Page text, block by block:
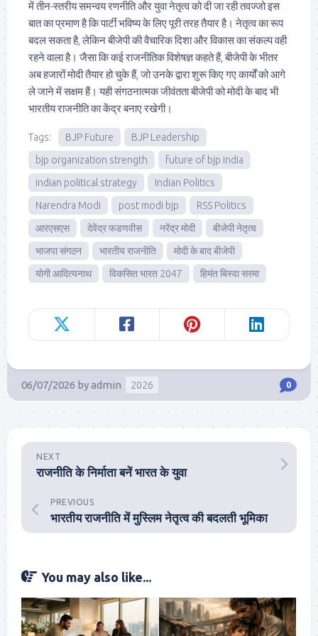
में तीन-स्तरीय समन्वय रणनीति और युवा नेतृत्व को दी जा रही तवज्जो इस
बात का प्रमाण है कि पार्टी भविष्य के लिए पूरी तरह तैयार है। नेतृत्व का रूप
बदल सकता है, लेकिन बीजेपी की वैचारिक दिशा और विकास का संकल्प वही
रहने वाला है। जैसा कि कई राजनीतिक विशेषज्ञ कहते हैं, बीजेपी के भीतर
अब हजारों मोदी तैयार हो चुके हैं, जो उनके द्वारा शुरू किए गए कार्यों को आगे
ले जाने में सक्षम हैं। यही संगठनात्मक जीवंतता बीजेपी को मोदी के बाद भी
भारतीय राजनीति का केंद्र बनाए रखेगी।
Tags: BJP Future
BJP Leadership
bjp organization strength
future of bjp india
indian political strategy
Indian Politics
Narendra Modi
post modi bjp
RSS Politics
आरएसएस
देवेंद्र फडणवीस नरेंद्र मोदी
बीजेपी नेतृत्व
भाजपा संगठन
भारतीय राजनीति
मोदी के बाद बीजेपी
योगी आदित्यनाथ
विकसित भारत 2047 हिमंत बिस्वा सरमा
06/07/2026 byadmin 2026 0
NEXT
राजनीति के निर्माता बनें भारत के युवा
PREVIOUS
भारतीय राजनीति में मुस्लिम नेतृत्व की बदलती भूमिका
You may also like...